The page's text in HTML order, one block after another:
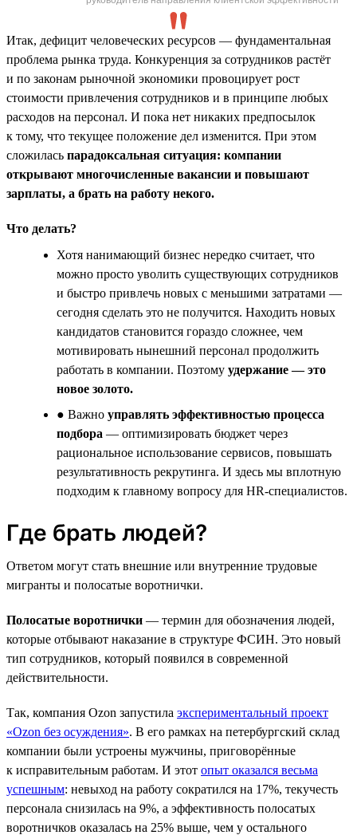
Итак, дефицит человеческих ресурсов — фундаментальная
проблема рынка труда. Конкуренция за сотрудников растёт
и по законам рыночной экономики провоцирует рост
стоимости привлечения сотрудников и в принципе любых
расходов на персонал. И пока нет никаких предпосылок
к тому, что текущее положение дел изменится. При этом
сложилась парадоксальная ситуация: компании
открывают многочисленные вакансии и повышают
зарплаты, а брать на работу некого.
Что делать?
Хотя нанимающий бизнес нередко считает, что
можно просто уволить существующих сотрудников
и быстро привлечь новых с меньшими затратами —
сегодня сделать это не получится. Находить новых
кандидатов становится гораздо сложнее, чем
мотивировать нынешний персонал продолжить
работать в компании. Поэтому удержание — это
новое золото.
● Важно управлять эффективностью процесса
подбора — оптимизировать бюджет через
рациональное использование сервисов, повышать
результативность рекрутинга. И здесь мы вплотную
подходим к главному вопросу для HR-специалистов.
Где брать людей?
Ответом могут стать внешние или внутренние трудовые
мигранты и полосатые воротнички.
Полосатые воротнички — термин для обозначения людей,
которые отбывают наказание в структуре ФСИН. Это новый
тип сотрудников, который появился в современной
действительности.
Так, компания Ozon запустила экспериментальный проект
«Ozon без осуждения». В его рамках на петербургский склад
компании были устроены мужчины, приговорённые
к исправительным работам. И этот опыт оказался весьма
успешным: невыход на работу сократился на 17%, текучесть
персонала снизилась на 9%, а эффективность полосатых
воротничков оказалась на 25% выше, чем у остального